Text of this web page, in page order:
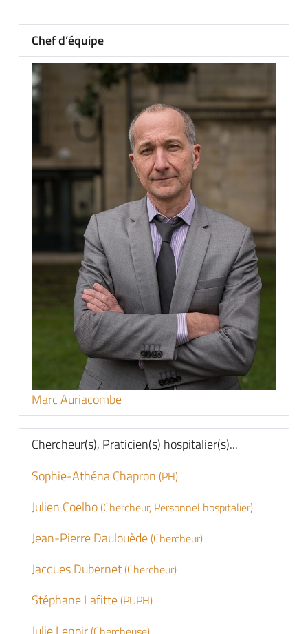
Chef d’équipe
Marc Auriacombe
Chercheur(s), Praticien(s) hospitalier(s)...
Sophie-Athéna Chapron (PH)
Julien Coelho(Chercheur, Personnel hospitalier)
Jean-Pierre Daulouède(Chercheur)
Jacques Dubernet(Chercheur)
Stéphane Lafitte(PUPH)